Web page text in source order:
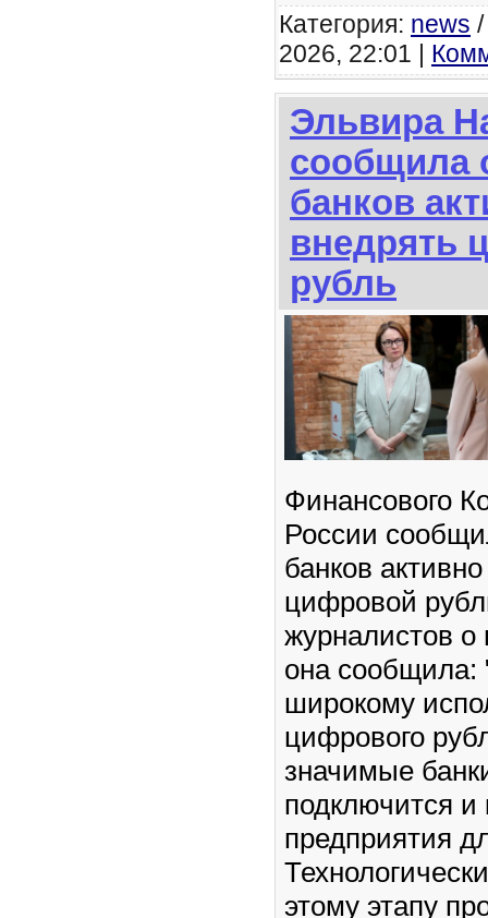
Категория: news
2026, 22:01 |
Эльвира
сообщила
банков
внедрять
рубль
Финансового
России
банков
цифровой
журналистов
она сообщила:
широкому
цифрового
значимые
подключится и
предприятия
этому этапу